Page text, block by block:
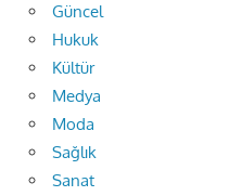
Güncel
Hukuk
Kültür
Medya
Moda
Sağlık
Sanat